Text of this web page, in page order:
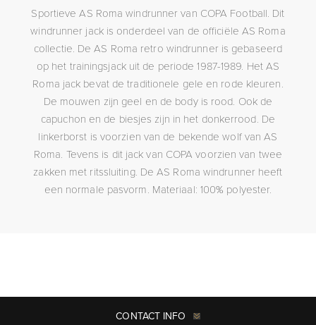
Sportieve AS Roma windrunner van COPA Football. Dit
windrunner jack is onderdeel van de officiële AS Roma
collectie. De AS Roma retro windrunner is gebaseerd
op het trainingsjack uit de periode 1987-1989. Het AS
Roma jack bevat de traditionele gele en rode kleuren.
De mouwen zijn geel en de body is rood. Ook de
capuchon en de biesjes zijn in het donkerrood. De
linkerborst is voorzien van de bekende wolf van AS
Roma. Tevens is dit jack van COPA voorzien van twee
zakken met ritssluiting. De AS Roma windrunner heeft
een normale pasvorm. Materiaal: 100% polyester.
CONTACT INFO